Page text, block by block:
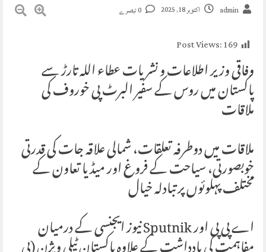
admin اکتوبر 18, 2025
Post Views:169
وفاقی وزیر اطلاعات و نشریات عطاء اللہ تارڑ سے
پاکستان میں روس کے سفیر البرٹ پی خوروف کی
ملاقات
ملاقات میں دوطرفہ تعلقات، شمالی علاقہ جات کی قدرتی
خوبصورتی، سیاحت کے فروغ اور میڈیا تعاون کے
مختلف پہلوئوں پر تبادلہ خیال
اے پی پی اور Sputnik نیوز ایجنسی کے درمیان